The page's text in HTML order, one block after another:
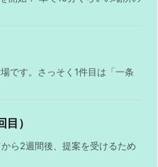
です。さっそく1件目は「一条
）
ら2週間後、提案を受けるため